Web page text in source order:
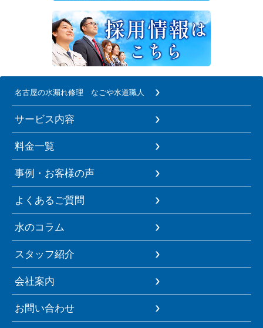
名古屋の水漏れ修理 なごや水道職人
サービス内容
料金一覧
事例・お客様の声
よくあるご質問
水のコラム
スタッフ紹介
会社案内
お問い合わせ